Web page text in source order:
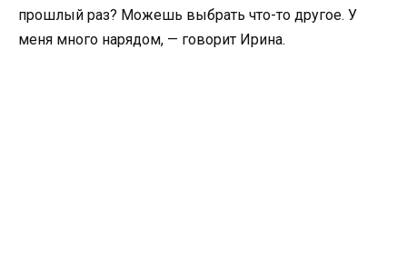
прошлый раз? Можешь выбрать что-то другое. У
меня много нарядом, — говорит Ирина.